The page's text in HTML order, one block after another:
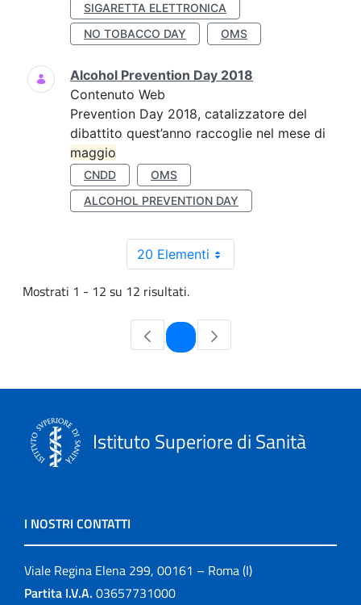
SIGARETTA ELETTRONICA
NO TOBACCO DAY
OMS
Alcohol Prevention Day 2018
Contenuto Web
Prevention Day 2018, catalizzatore del
dibattito quest’anno raccoglie nel mese di
maggio
CNDD
OMS
ALCOHOL PREVENTION DAY
20 Elementi
Mostrati 1 - 12 su 12 risultati.
Pagina
Istituto Superiore di Sanità
I NOSTRI CONTATTI
Viale Regina Elena 299, 00161 – Roma (I)
Partita I.V.A. 03657731000